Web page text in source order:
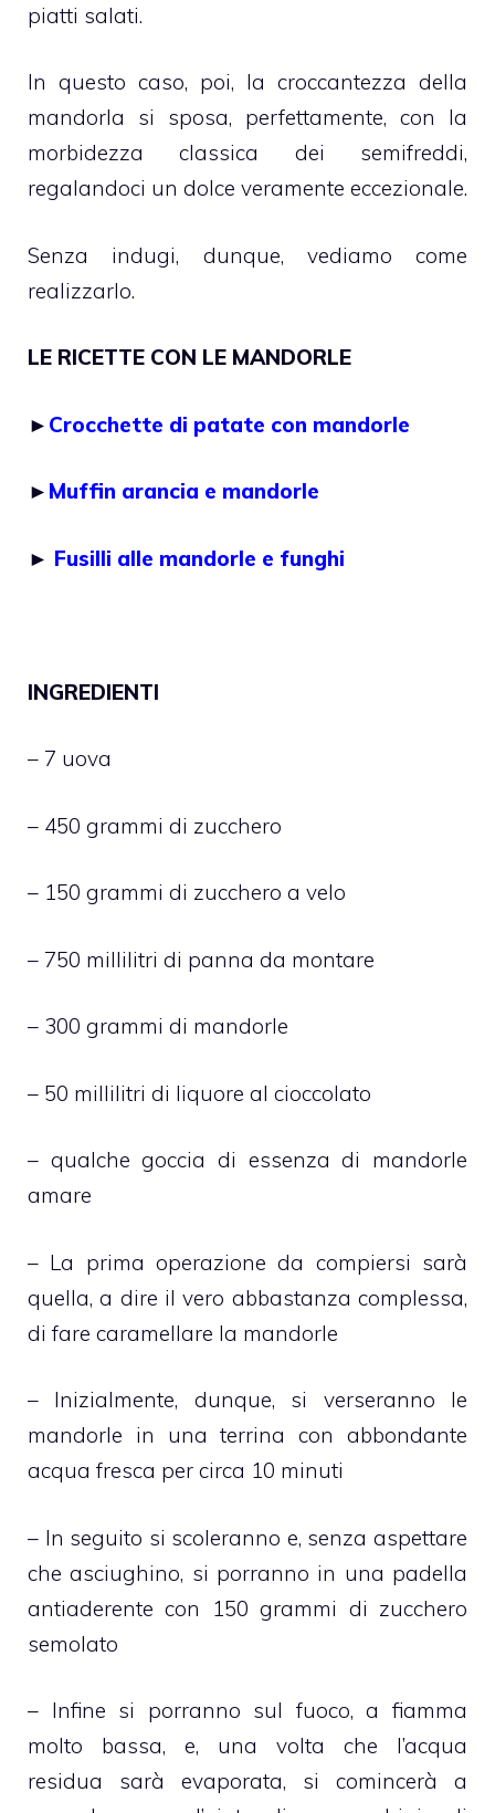
piatti salati.
In questo caso, poi, la croccantezza della
mandorla si sposa, perfettamente, con la
morbidezza classica dei semifreddi,
regalandoci un dolce veramente eccezionale.
Senza indugi, dunque, vediamo come
realizzarlo.
LE RICETTE CON LE MANDORLE
► Crocchette di patate con mandorle
► Muffin arancia e mandorle
► Fusilli alle mandorle e funghi
INGREDIENTI
– 7 uova
– 450 grammi di zucchero
– 150 grammi di zucchero a velo
– 750 millilitri di panna da montare
– 300 grammi di mandorle
– 50 millilitri di liquore al cioccolato
– qualche goccia di essenza di mandorle
amare
– La prima operazione da compiersi sarà
quella, a dire il vero abbastanza complessa,
di fare caramellare la mandorle
– Inizialmente, dunque, si verseranno le
mandorle in una terrina con abbondante
acqua fresca per circa 10 minuti
– In seguito si scoleranno e, senza aspettare
che asciughino, si porranno in una padella
antiaderente con 150 grammi di zucchero
semolato
– Infine si porranno sul fuoco, a fiamma
molto bassa, e, una volta che l’acqua
residua sarà evaporata, si comincerà a